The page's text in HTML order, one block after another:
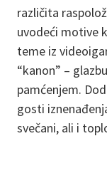
različita
uvodeći motive
teme iz
“kanon” –
pamćenjem.
gosti
svečani, ali i